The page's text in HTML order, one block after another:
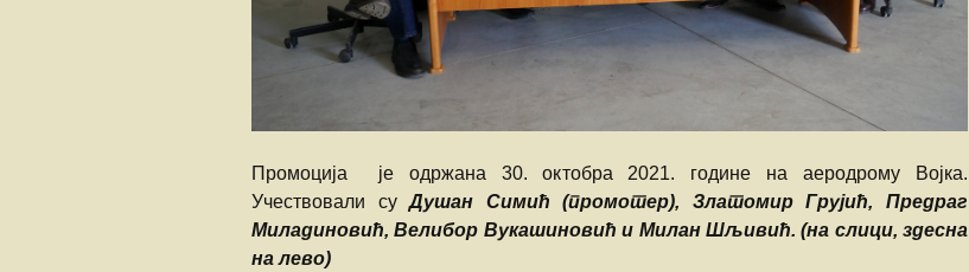
Промоција је одржана 30. октобра 2021. године на аеродрому Војка.
Учествовали суДушан Симић (промотер), Златомир Грујић, Предраг
Миладиновић, Велибор Вукашиновић и Милан Шљивић. (на слици, здесна
на лево)